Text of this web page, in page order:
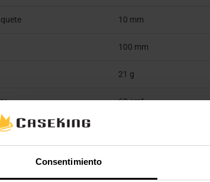
Consentimiento
10 mm
100 mm
21 g
69 cm³